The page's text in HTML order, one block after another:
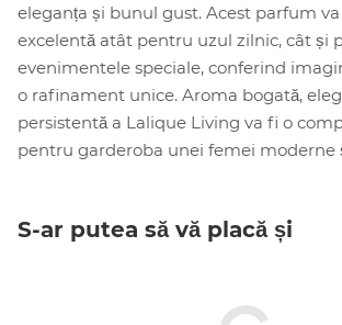
eleganța și bunul gust. Acest parfum
excelentă atât pentru uzul zilnic, cât și
evenimentele speciale, conferind
o rafinament unice. Aroma bogată,
persistentă a Lalique Living va fi o
pentru garderoba unei femei moderne
S-ar putea să vă placă și